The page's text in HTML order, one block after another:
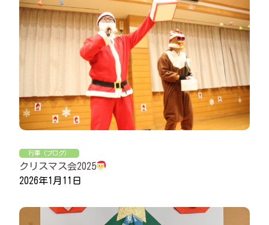
行事（ブログ）
クリスマス会2025
2026年1月11日